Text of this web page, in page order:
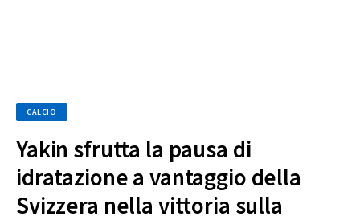
CALCIO
Yakin sfrutta la pausa di
idratazione a vantaggio della
Svizzera nella vittoria sulla